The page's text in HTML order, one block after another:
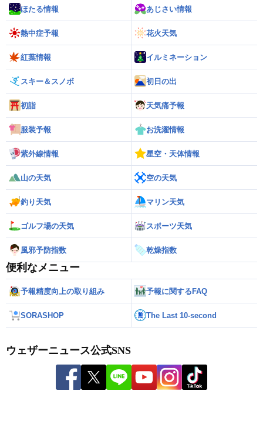
ほたる情報 あじさい情報
熱中症予報 花火天気
紅葉情報 イルミネーション
スキー＆スノボ 初日の出
初詣 天気痛予報
服装予報 お洗濯情報
紫外線情報 星空・天体情報
山の天気 空の天気
釣り天気 マリン天気
ゴルフ場の天気 スポーツ天気
風邪予防指数 乾燥指数
便利なメニュー
予報精度向上の取り組み 予報に関するFAQ
SORASHOP The Last 10-second
ウェザーニュース公式SNS